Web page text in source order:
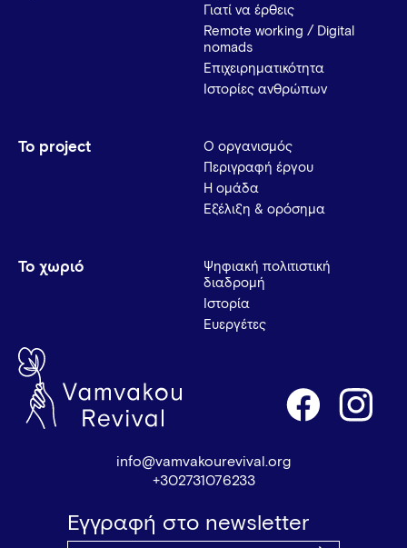
Γιατί να έρθεις
Remote working / Digital
nomads
Επιχειρηματικότητα
Ιστορίες ανθρώπων
Το project
Ο οργανισμός
Περιγραφή έργου
Η ομάδα
Εξέλιξη & ορόσημα
Το χωριό
Ψηφιακή πολιτιστική
διαδρομή
Ιστορία
Ευεργέτες
info@vamvakourevival.org
+302731076233
Εγγραφή στο newsletter